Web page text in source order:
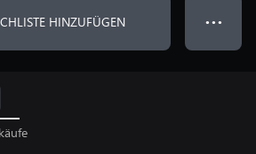
HINZUFÜGEN ● ● ●